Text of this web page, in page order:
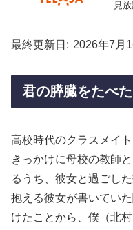
見
最終更新日 2026年7月
君の膵臓をたべ
高校時代のクラスメイ
きっかけに母校の教師
るうち、彼女と過ごし
抱える彼女が書いてい
けたことから、僕（北